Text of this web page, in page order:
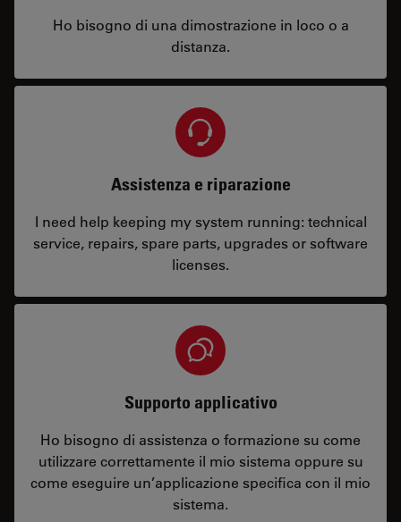
Ho bisogno di una dimostrazione in loco o a
distanza.
Assistenza e riparazione
I need help keeping my system running: technical
service, repairs, spare parts, upgrades or software
licenses.
Supporto applicativo
Ho bisogno di assistenza o formazione su come
utilizzare correttamente il mio sistema oppure su
come eseguire un’applicazione specifica con il mio
sistema.